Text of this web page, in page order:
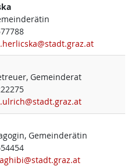
Gemeinderat
Gemeinderätin